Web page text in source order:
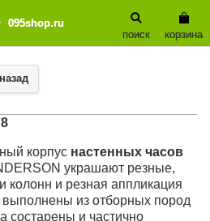
095shop.ru
корзина
поиск
назад
корпус настенных часов
украшают резные,
колонн и резная аппликация
из отборных пород
состарены и частично